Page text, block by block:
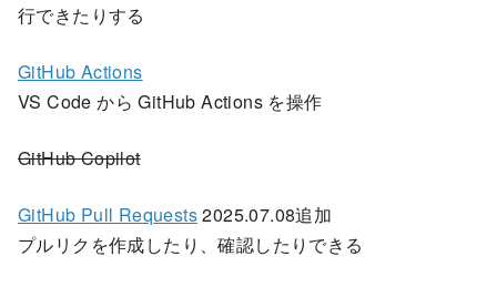
行できたりする
GitHub Actions
VS Code から GitHub Actions を操作
GitHub Copilot
GitHub Pull Requests2025.07.08追加
プルリクを作成したり、確認したりできる